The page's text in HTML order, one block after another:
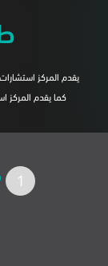
يقدم المركز
كما يقدم المركز